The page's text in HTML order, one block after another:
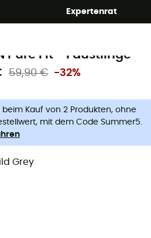
Expertenrat
Outdoor Bekleidung - Herren
Pure Fit - Fäustlinge
59,90 € -32%
beim Kauf von 2 Produkten, ohne
mit dem Code Summer5.
Grey